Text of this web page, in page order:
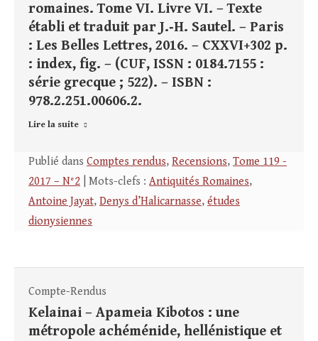
romaines. Tome VI. Livre VI. – Texte
établi et traduit par J.‑H. Sautel. – Paris
: Les Belles Lettres, 2016. – CXXVI+302 p.
: index, fig. – (CUF, ISSN : 0184.7155 :
série grecque ; 522). – ISBN :
978.2.251.00606.2.
Lire la suite
Publié dans Comptes rendus, Recensions, Tome 119 -
2017 – N°2 | Mots-clefs : Antiquités Romaines,
Antoine Jayat, Denys d’Halicarnasse, études
dionysiennes
Compte-Rendus
Kelainai – Apameia Kibotos : une
métropole achéménide, hellénistique et